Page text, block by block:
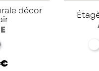
décor